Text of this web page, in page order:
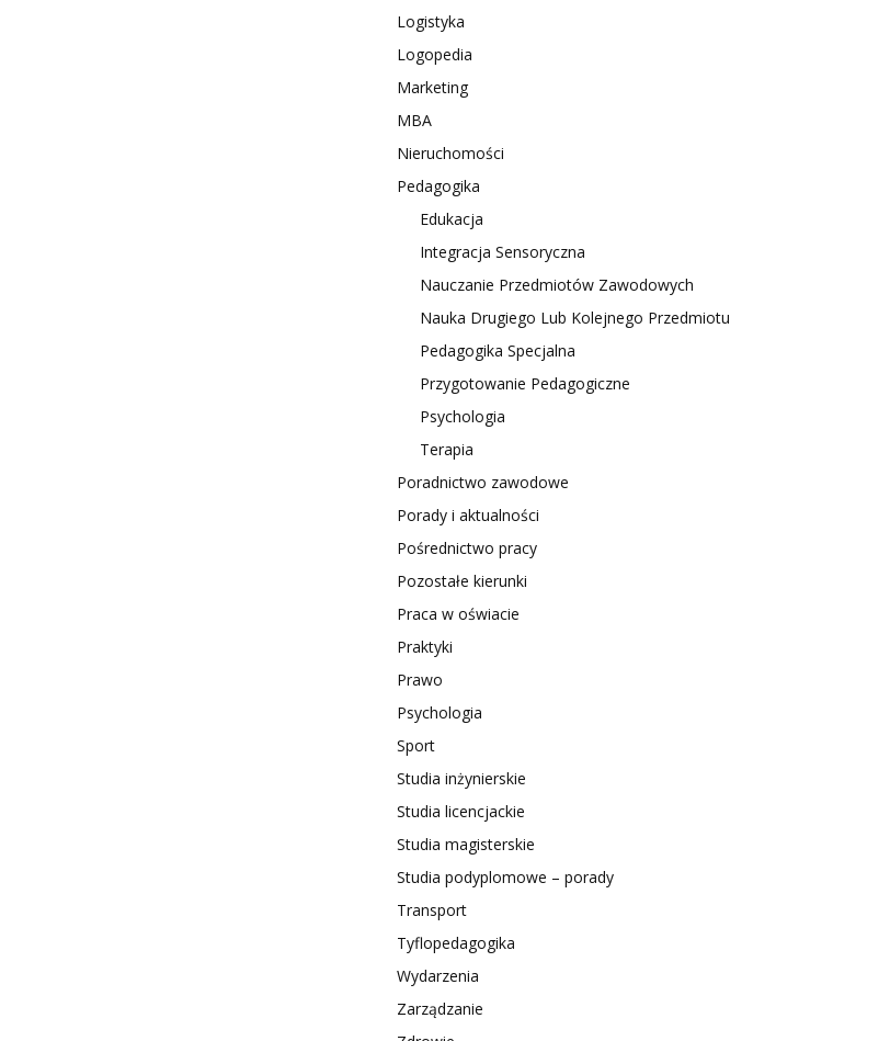
Logistyka
Logopedia
Marketing
MBA
Nieruchomości
Pedagogika
Edukacja
Integracja Sensoryczna
Nauczanie Przedmiotów Zawodowych
Nauka Drugiego Lub Kolejnego Przedmiotu
Pedagogika Specjalna
Przygotowanie Pedagogiczne
Psychologia
Terapia
Poradnictwo zawodowe
Porady i aktualności
Pośrednictwo pracy
Pozostałe kierunki
Praca w oświacie
Praktyki
Prawo
Psychologia
Sport
Studia inżynierskie
Studia licencjackie
Studia magisterskie
Studia podyplomowe – porady
Transport
Tyflopedagogika
Wydarzenia
Zarządzanie